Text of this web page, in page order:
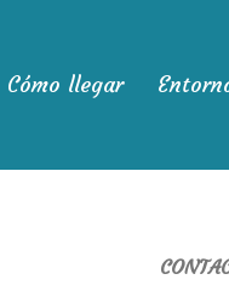
Cómo llegar